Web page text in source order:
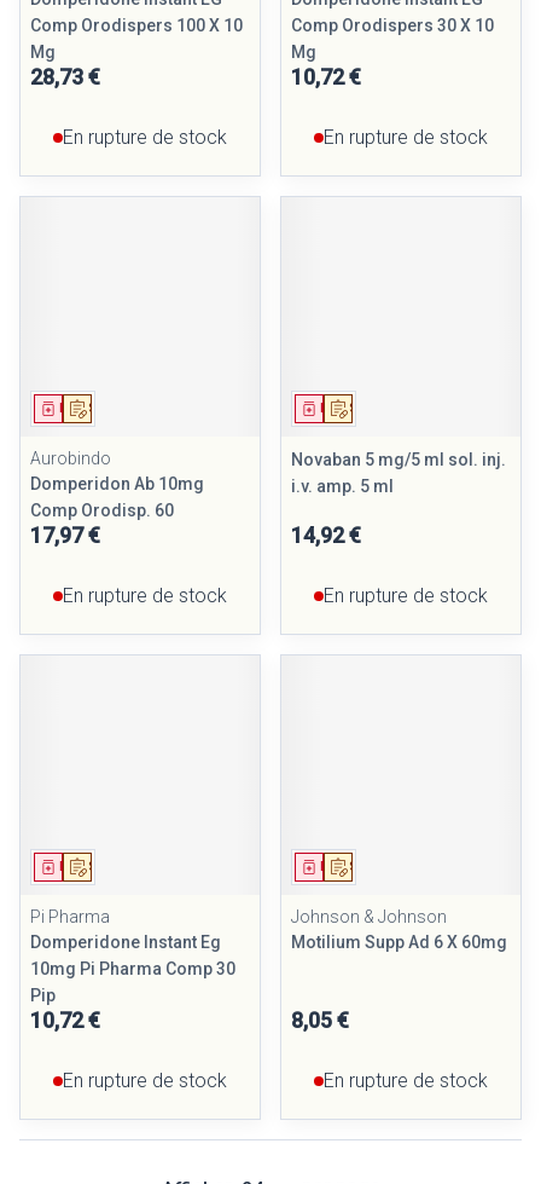
Comp Orodispers 100 X 10
Mg
28,73 €
En rupture de stock
Comp Orodispers 30 X 10
Mg
10,72 €
En rupture de stock
Sur prescription
Médicament
Aurobindo
Domperidon Ab 10mg
Comp Orodisp. 60
17,97 €
En rupture de stock
Sur prescription
Médicament
Novaban 5 mg/5 ml sol. inj.
i.v. amp. 5 ml
14,92 €
En rupture de stock
Sur prescription
Médicament
Pi Pharma
Domperidone Instant Eg
10mg Pi Pharma Comp 30
Pip
10,72 €
En rupture de stock
Sur prescription
Médicament
Johnson & Johnson
Motilium Supp Ad 6 X 60mg
8,05 €
En rupture de stock